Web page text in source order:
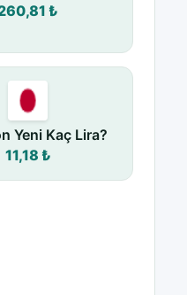
₺
Yeni Kaç Lira?
11,18 ₺